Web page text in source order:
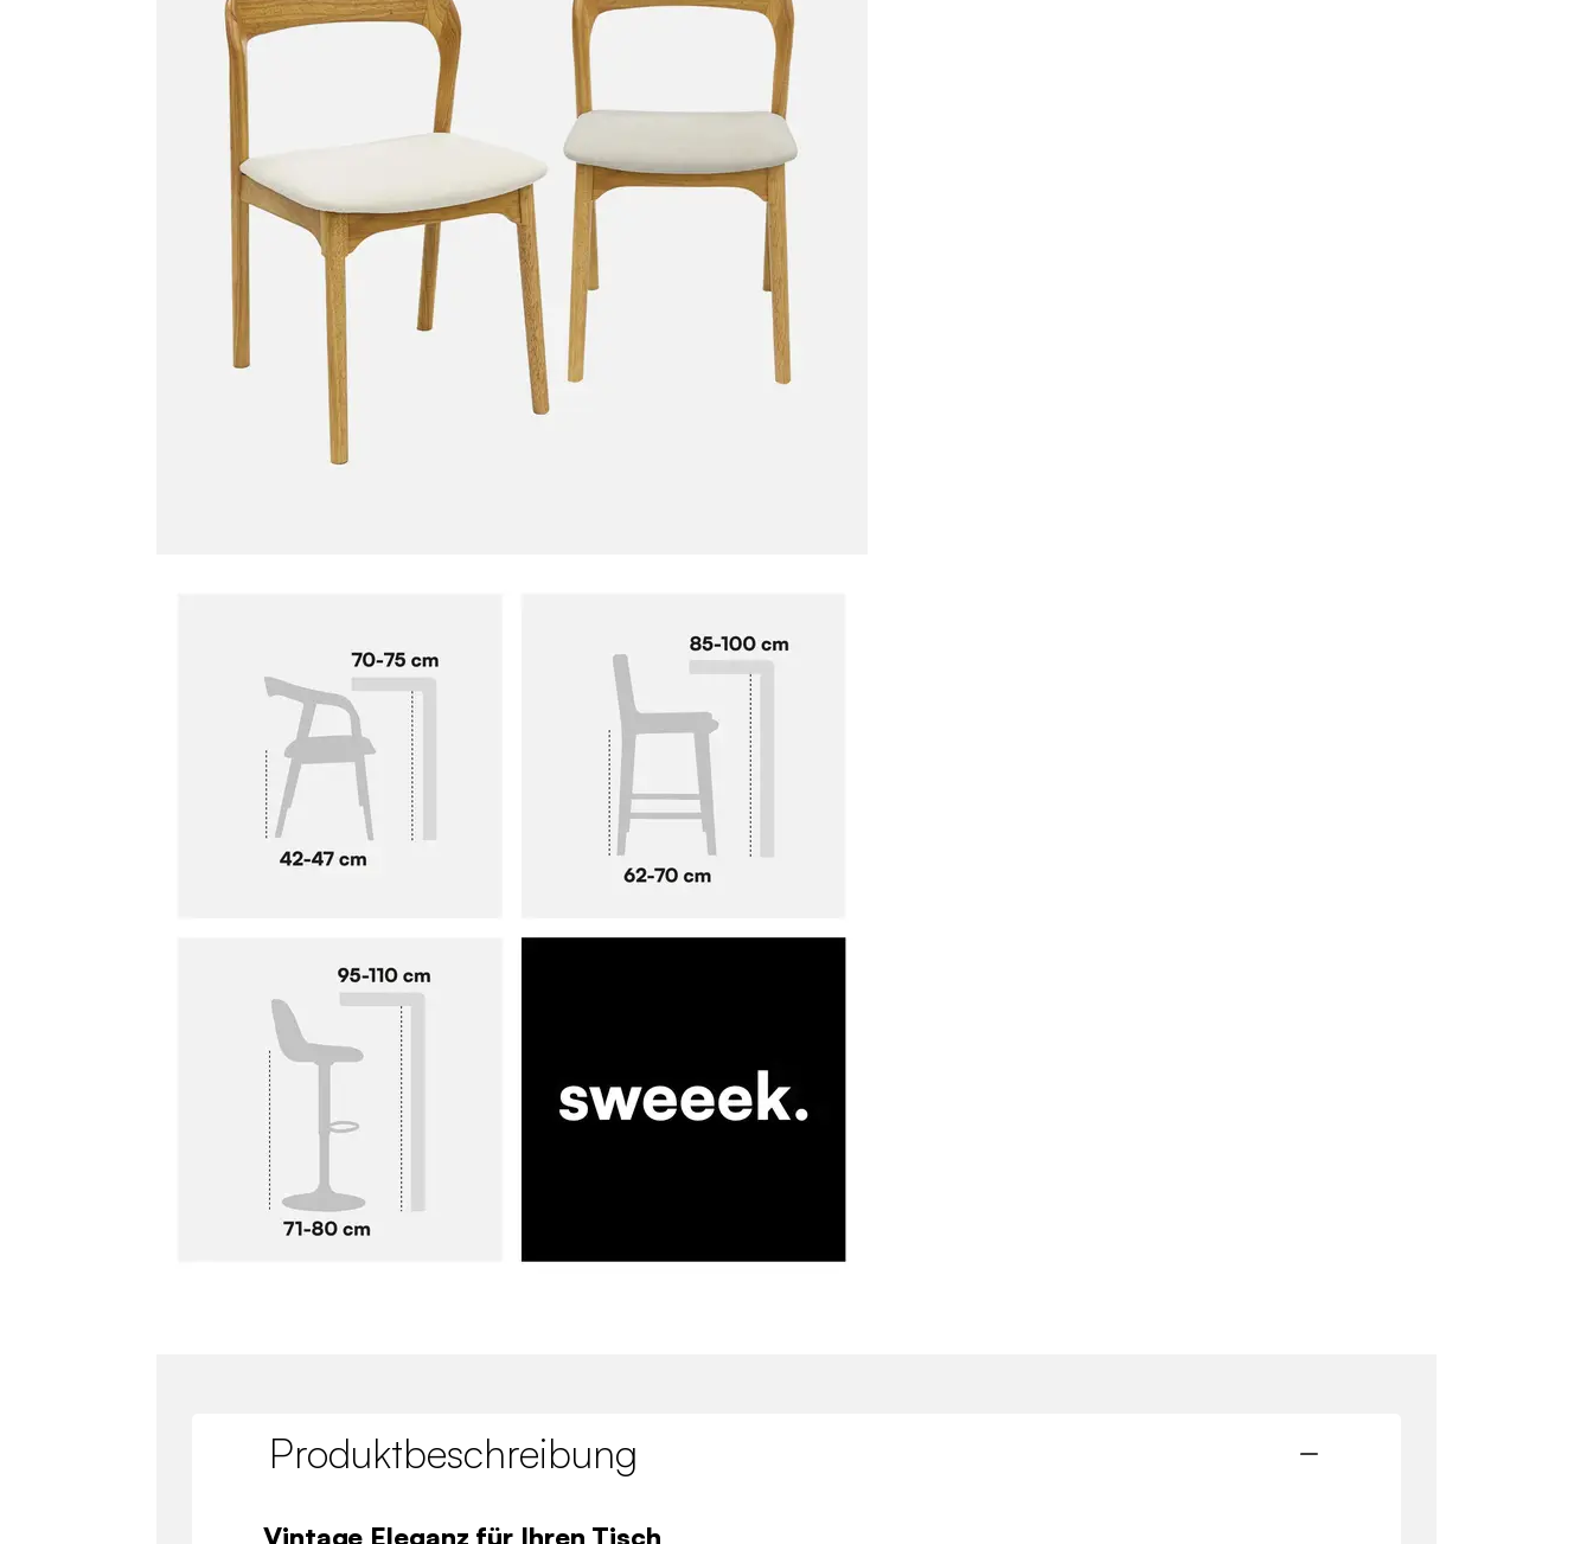
Produktbeschreibung
Vintage Eleganz für Ihren Tisch